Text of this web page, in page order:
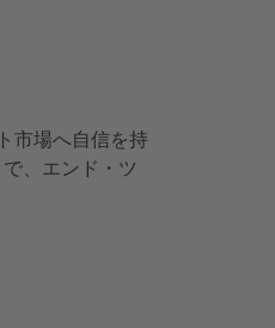
市場へ自信を持
、エンド・ツ